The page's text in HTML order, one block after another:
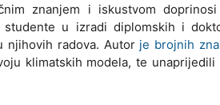
znanjem i iskustvom
u izradi diplomskih i
njihovih radova. Autor je brojnih
klimatskih modela, te